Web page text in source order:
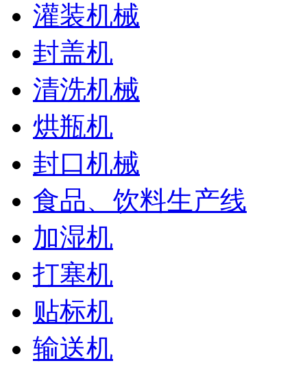
灌装机械
封盖机
清洗机械
烘瓶机
封口机械
食品、饮料生产线
加湿机
打塞机
贴标机
输送机